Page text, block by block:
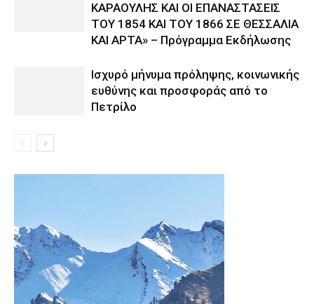
ΚΑΡΑΟΥΛΗΣ ΚΑΙ ΟΙ ΕΠΑΝΑΣΤΑΣΕΙΣ
ΤΟΥ 1854 ΚΑΙ ΤΟΥ 1866 ΣΕ ΘΕΣΣΑΛΙΑ
ΚΑΙ ΑΡΤΑ» – Πρόγραμμα Εκδήλωσης
Ισχυρό μήνυμα πρόληψης, κοινωνικής
ευθύνης και προσφοράς από το
Πετρίλο